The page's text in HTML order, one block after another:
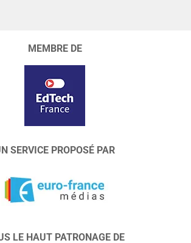
MEMBRE DE
SERVICE PROPOSÉ PAR
LE HAUT PATRONAGE DE